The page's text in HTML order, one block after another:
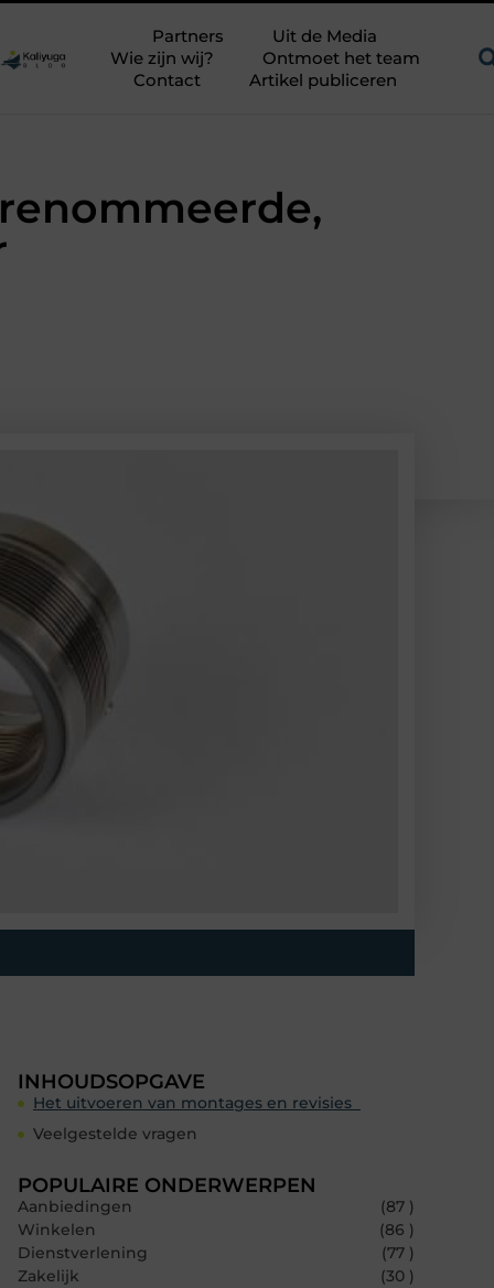
Partners
Uit de Media
Wie zijn wij?
Ontmoet het team
Contact
Artikel publiceren
INHOUDSOPGAVE
Het uitvoeren van montages en revisies
Veelgestelde vragen
POPULAIRE ONDERWERPEN
Aanbiedingen
(87 )
Winkelen
(86 )
Dienstverlening
(77 )
Zakelijk
(30 )